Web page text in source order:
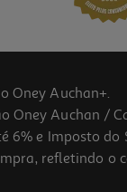
Oney Auchan+.
Oney Auchan /
e Imposto
refletindo o